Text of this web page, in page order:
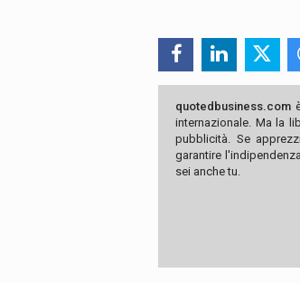
quotedbusiness.com
internazionale. Ma la
pubblicità. Se
garantire
sei anche tu.